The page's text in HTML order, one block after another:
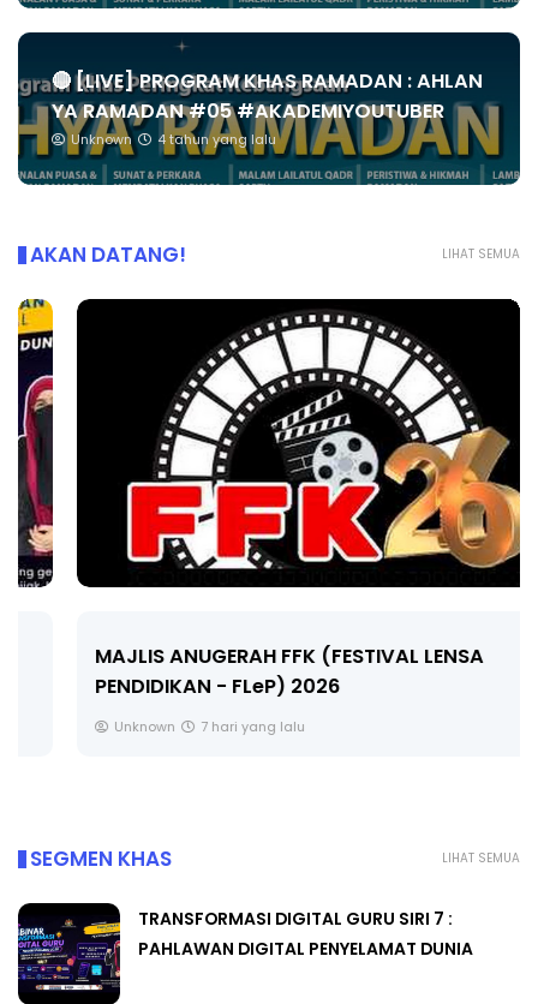
🔴 [LIVE] PROGRAM KHAS RAMADAN : AHLAN
YA RAMADAN #05 #AKADEMIYOUTUBER
Unknown 4 tahun yang lalu
LIHAT SEMUA
AKAN DATANG!
MAJLIS ANUGERAH FFK (FESTIVAL LENSA
PENDIDIKAN - FLeP) 2026
Unknown 7 hari yang lalu
LIHAT SEMUA
SEGMEN KHAS
TRANSFORMASI DIGITAL GURU SIRI 7 :
PAHLAWAN DIGITAL PENYELAMAT DUNIA